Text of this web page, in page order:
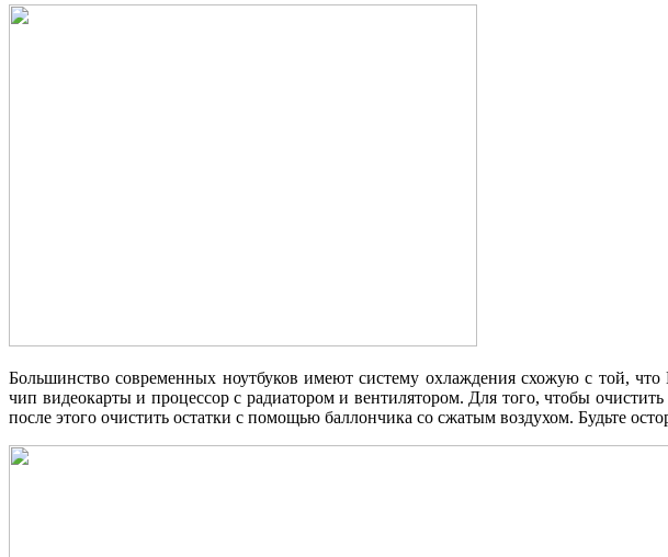
Большинство современных ноутбуков имеют систему охлаждения схожую с той,
чип видеокарты и процессор с радиатором и вентилятором. Для того, чтобы
после этого очистить остатки с помощью баллончика со сжатым воздухом. Будьте